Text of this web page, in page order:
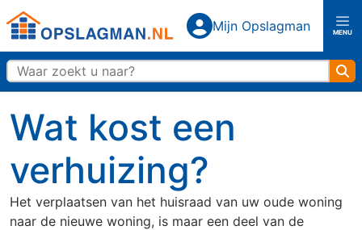
Opslagman logo
Mijn Opslagman
Mijn Opslagman
MENU
Home
Over ons
Vestigingen
Top
Wat kost een
verhuizing?
Het verplaatsen van het huisraad van uw oude woning
naar de nieuwe woning, is maar een deel van de